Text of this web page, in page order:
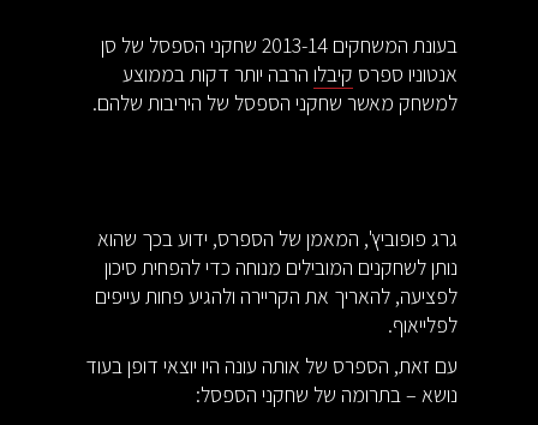
בעונת המשחקים 2013-14 שחקני הספסל של סן
אנטוניו ספרס קיבלו הרבה יותר דקות בממוצע
למשחק מאשר שחקני הספסל של היריבות שלהם.
גרג פופוביץ', המאמן של הספרס, ידוע בכך שהוא
נותן לשחקנים המובילים מנוחה כדי להפחית סיכון
לפציעה, להאריך את הקריירה ולהגיע פחות עייפים
לפלייאוף.
עם זאת, הספרס של אותה עונה היו יוצאי דופן בעוד
נושא – בתרומה של שחקני הספסל: